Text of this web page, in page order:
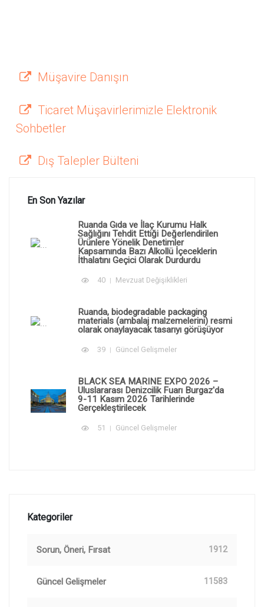
Müşavire Danışın
Ticaret Müşavirlerimizle Elektronik
Sohbetler
Dış Talepler Bülteni
En Son Yazılar
Ruanda Gıda ve İlaç Kurumu Halk
Sağlığını Tehdit Ettiği Değerlendirilen
Ürünlere Yönelik Denetimler
Kapsamında Bazı Alkollü İçeceklerin
İthalatını Geçici Olarak Durdurdu
40 Mevzuat Değişiklikleri
Ruanda, biodegradable packaging
materials (ambalaj malzemelerini) resmi
olarak onaylayacak tasarıyı görüşüyor
39 Güncel Gelişmeler
BLACK SEA MARINE EXPO 2026 –
Uluslararası Denizcilik Fuarı Burgaz'da
9-11 Kasım 2026 Tarihlerinde
Gerçekleştirilecek
51 Güncel Gelişmeler
Kategoriler
Sorun, Öneri, Fırsat 1912
Güncel Gelişmeler 11583